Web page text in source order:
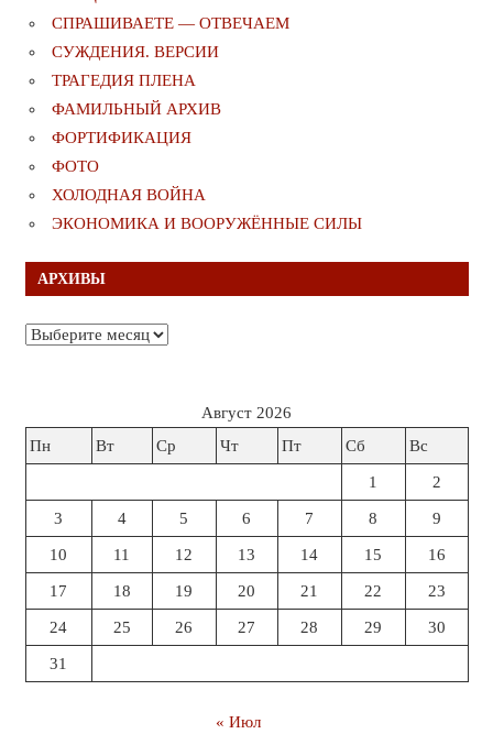
СПРАШИВАЕТЕ — ОТВЕЧАЕМ
СУЖДЕНИЯ. ВЕРСИИ
ТРАГЕДИЯ ПЛЕНА
ФАМИЛЬНЫЙ АРХИВ
ФОРТИФИКАЦИЯ
ФОТО
ХОЛОДНАЯ ВОЙНА
ЭКОНОМИКА И ВООРУЖЁННЫЕ СИЛЫ
АРХИВЫ
Архивы
Август 2026
Пн
Вт Ср Чт Пт Сб Вс
1 2
3 4 5 6 7 8 9
10 11 12 13 14 15 16
17 18 19 20 21 22 23
24 25 26 27 28 29 30
31
« Июл